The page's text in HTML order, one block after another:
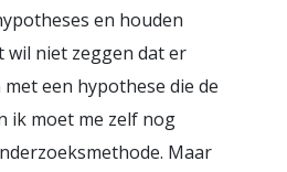
en houden
wil niet zeggen dat er
een hypothese die de
ik moet me zelf nog
Maar